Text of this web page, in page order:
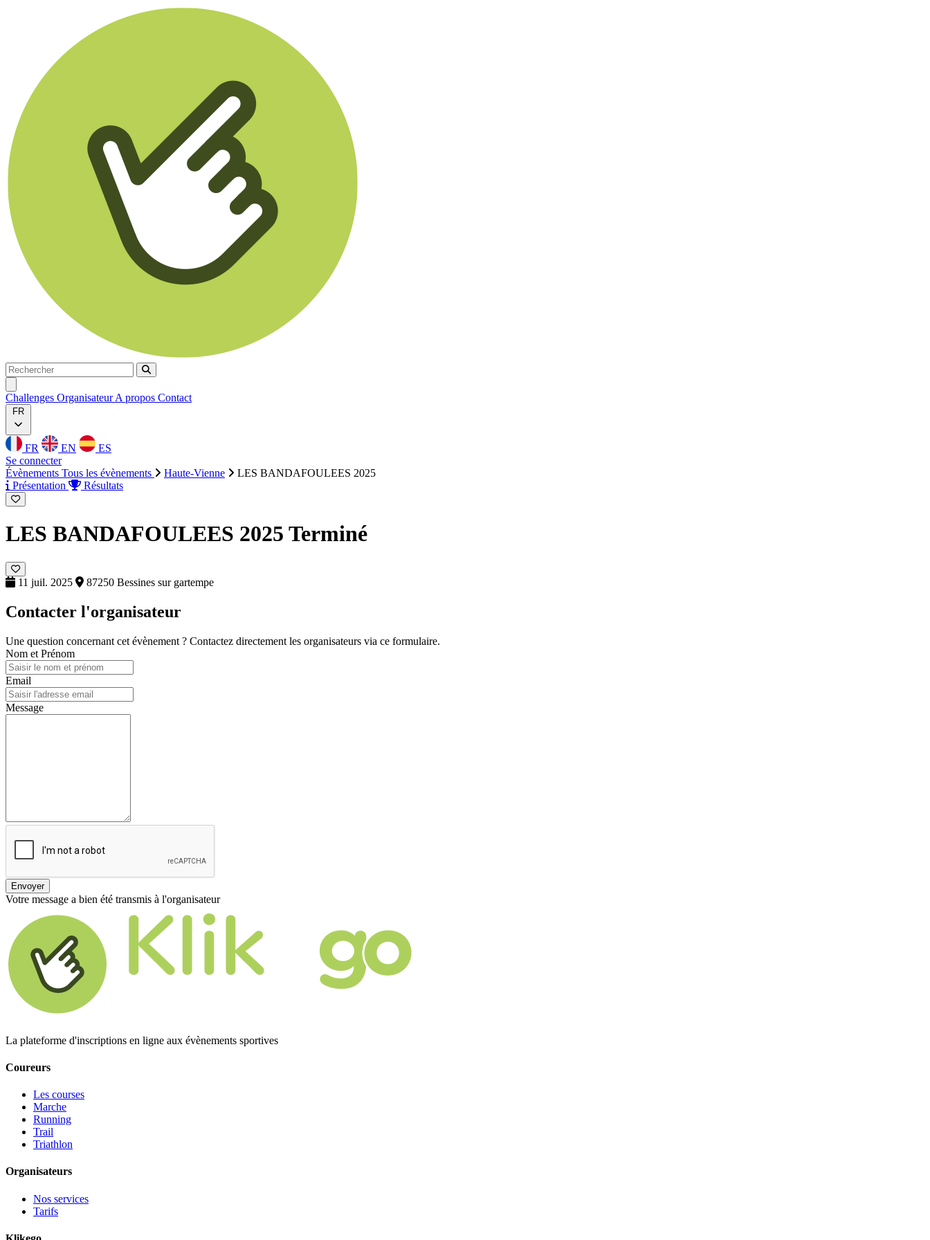
Rechercher
Rechercher
Challenges OrganisateurA propos Contact
FR
FR EN
ES
Se connecter
Évènements Tous les évènements Haute-Vienne
LES BANDAFOULEES 2025
Présentation
Résultats
LES BANDAFOULEES 2025 Terminé
11 juil. 2025 87250 Bessines sur gartempe
Contacter l'organisateur
Une question concernant cet évènement ? Contactez directement les organisateurs via ce formulaire.
Nom et Prénom
Email
Message
Envoyer
Votre message a bien été transmis à l'organisateur
La plateforme d'inscriptions en ligne aux évènements sportives
Coureurs
Les courses
Marche
Running
Trail
Triathlon
Organisateurs
Nos services
Tarifs